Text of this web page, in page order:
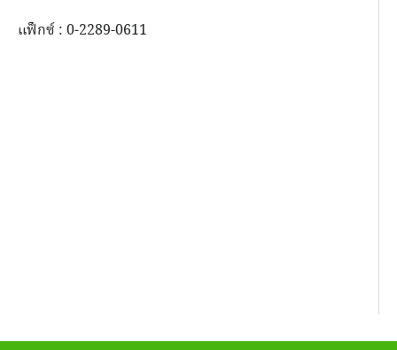
แฟ็กซ์ : 0-2289-0611